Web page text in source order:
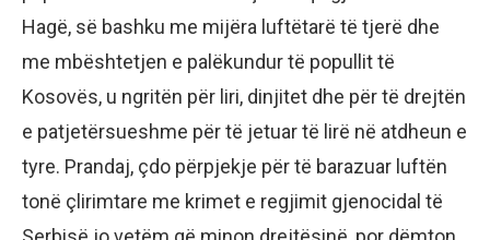
Hagë, së bashku me mijëra luftëtarë të tjerë dhe
me mbështetjen e palëkundur të popullit të
Kosovës, u ngritën për liri, dinjitet dhe për të drejtën
e patjetërsueshme për të jetuar të lirë në atdheun e
tyre. Prandaj, çdo përpjekje për të barazuar luftën
tonë çlirimtare me krimet e regjimit gjenocidal të